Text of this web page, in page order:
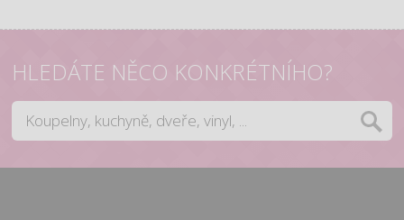
HLEDÁTE NĚCO KONKRÉTNÍHO?